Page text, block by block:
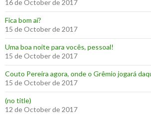
16 de October de 2017
‪Fica bom aí?‬
15 de October de 2017
Uma boa noite para vocês, pessoal!
15 de October de 2017
‪Couto Pereira agora, onde o Grêmio jogará
15 de October de 2017
(no title)
12 de October de 2017